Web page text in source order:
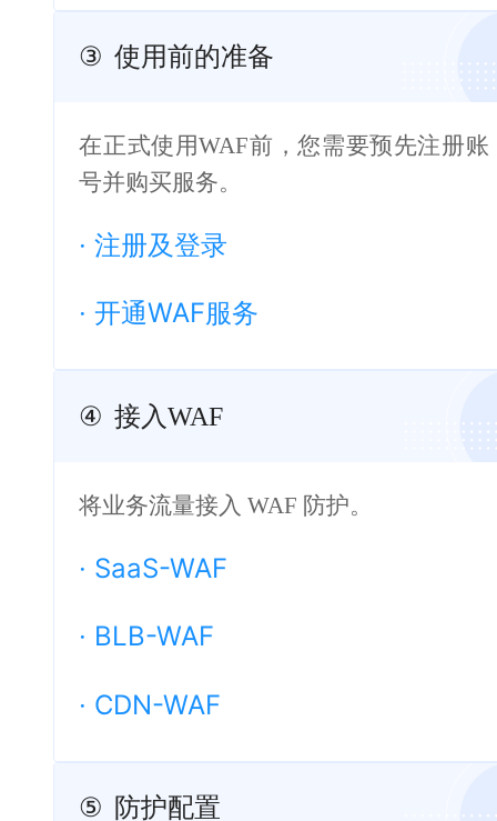
③ 使用前的准备
在正式使用WAF前，您需要预先注册账
号并购买服务。
·注册及登录
·开通WAF服务
④ 接入WAF
将业务流量接入 WAF 防护。
· SaaS-WAF
· BLB-WAF
· CDN-WAF
⑤ 防护配置